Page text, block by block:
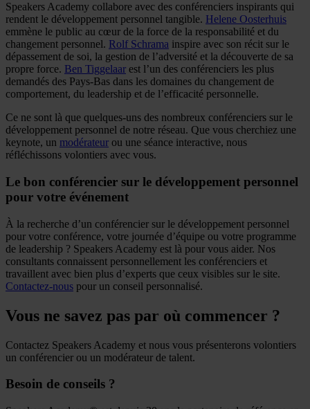
Speakers Academy collabore avec des conférenciers inspirants qui
rendent le développement personnel tangible. Helene Oosterhuis
emmène le public au cœur de la force de la responsabilité et du
changement personnel. Rolf Schrama inspire avec son récit sur le
dépassement de soi, la gestion de l’adversité et la découverte de sa
propre force. Ben Tiggelaar est l’un des conférenciers les plus
demandés des Pays-Bas dans les domaines du changement de
comportement, du leadership et de l’efficacité personnelle.
Ce ne sont là que quelques-uns des nombreux conférenciers sur le
développement personnel de notre réseau. Que vous cherchiez une
keynote, un modérateur ou une séance interactive, nous
réfléchissons volontiers avec vous.
Le bon conférencier sur le développement personnel
pour votre événement
À la recherche d’un conférencier sur le développement personnel
pour votre conférence, votre journée d’équipe ou votre programme
de leadership ? Speakers Academy est là pour vous aider. Nos
consultants connaissent personnellement les conférenciers et
travaillent avec bien plus d’experts que ceux visibles sur le site.
Contactez-nous pour un conseil personnalisé.
Vous ne savez pas par où commencer ?
Contactez Speakers Academy et nous vous présenterons volontiers
un conférencier ou un modérateur de talent.
Besoin de conseils ?